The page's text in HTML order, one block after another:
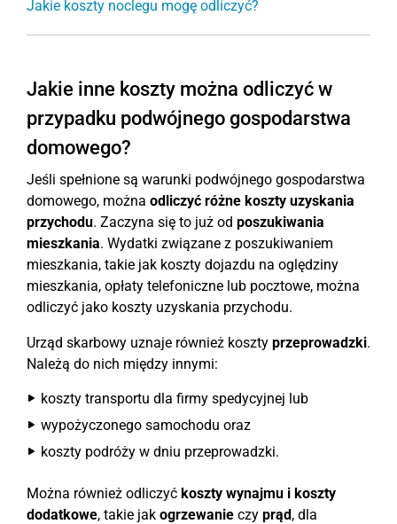
Jakie koszty noclegu mogę odliczyć?
Jakie inne koszty można odliczyć w
przypadku podwójnego gospodarstwa
domowego?
Jeśli spełnione są warunki podwójnego gospodarstwa
domowego, można odliczyć różne koszty uzyskania
przychodu. Zaczyna się to już od poszukiwania
mieszkania. Wydatki związane z poszukiwaniem
mieszkania, takie jak koszty dojazdu na oględziny
mieszkania, opłaty telefoniczne lub pocztowe, można
odliczyć jako koszty uzyskania przychodu.
Urząd skarbowy uznaje również koszty przeprowadzki.
Należą do nich między innymi:
koszty transportu dla firmy spedycyjnej lub
wypożyczonego samochodu oraz
koszty podróży w dniu przeprowadzki.
Można również odliczyć koszty wynajmu i koszty
dodatkowe, takie jak ogrzewanie czy prąd, dla